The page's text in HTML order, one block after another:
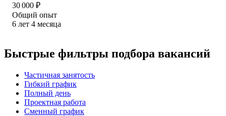
30 000 ₽
Общий опыт
6 лет 4 месяца
Быстрые фильтры подбора вакансий
Частичная занятость
Гибкий график
Полный день
Проектная работа
Сменный график